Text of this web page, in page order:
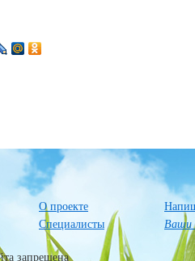
О проекте
Специалисты
Ваши
запрещена